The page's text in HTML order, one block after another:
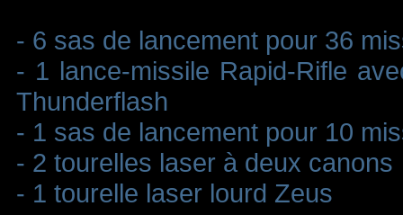
- 6 sas de lancement pour 36
- 1 lance-missile Rapid-Rifle
Thunderflash
- 1 sas de lancement pour 10
- 2 tourelles laser à deux canons
- 1 tourelle laser lourd Zeus